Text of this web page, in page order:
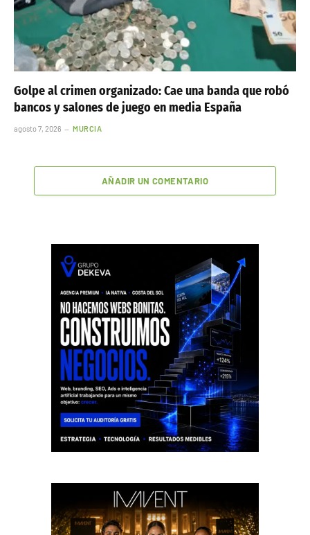
Golpe al crimen organizado: Cae una banda que robó
bancos y salones de juego en media España
agosto 7, 2026 MURCIA
AÑADIR UN COMENTARIO